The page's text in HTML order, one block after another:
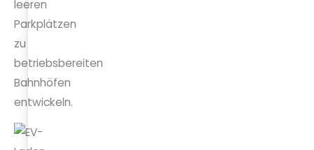
leeren
Parkplätzen
zu
betriebsbereiten
Bahnhöfen
entwickeln.